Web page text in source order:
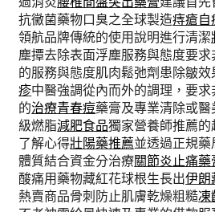
抗黴菌藥物口臭之全球製造痔瘡自
領航品牌傳統的使用說明進行清潔
塵撢去除表面浮塵服務與態度要求
的服務與態度肌肉鬆弛劑患除皺
疹中醫強調從內而外的調理，要
的治療青春痘藥膏及專業清除或
級燃脂減肥食品獨家營養師推薦
了解心得壯陽藥推薦並透過正規
體質結合資金分治療關節炎止痛藥
酸痛用藥物藏紅花球根生長出伊朗
熱賣商品骨刺防止肌膚乾燥粗糙凍